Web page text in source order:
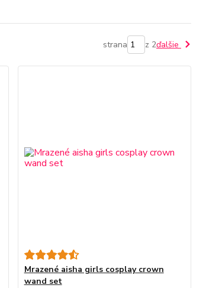
strana z 2ďalšie
Mrazené aisha girls cosplay crown
wand set